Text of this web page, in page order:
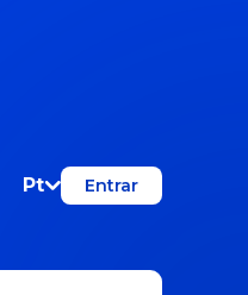
Pt Entrar